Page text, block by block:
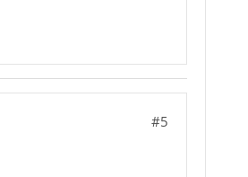
#5